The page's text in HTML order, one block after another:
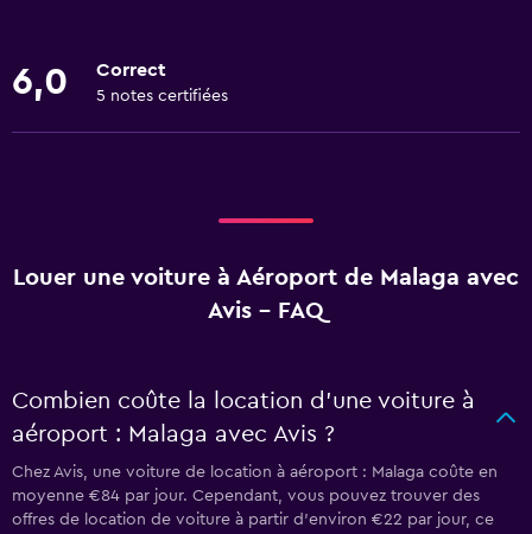
6,0 Correct
5 notes certifiées
Louer une voiture à Aéroport de Malaga avec
Avis - FAQ
Combien coûte la location d’une voiture à
aéroport : Malaga avec Avis ?
Chez Avis, une voiture de location à aéroport : Malaga coûte en
moyenne €84 par jour. Cependant, vous pouvez trouver des
offres de location de voiture à partir d’environ €22 par jour, ce